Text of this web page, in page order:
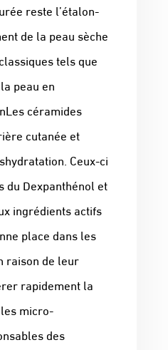
reste l’étalon-
de la peau sèche
tels que
peau en
céramides
cutanée et
Ceux-ci
du Dexpanthénol et
ingrédients actifs
place dans les
raison de leur
rapidement la
micro-
des